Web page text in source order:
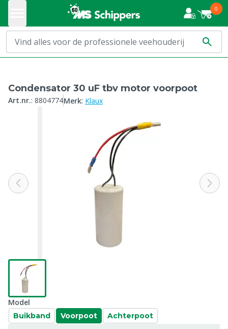
0
Condensator 30 uF tbv motor voorpoot
Art.nr.: 8804774Merk: Klaux
Model
Buikband Voorpoot Achterpoot